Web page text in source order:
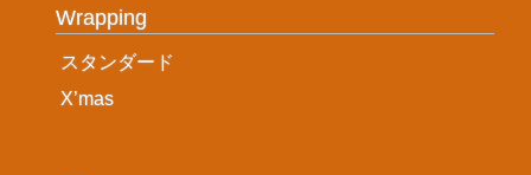
Wrapping
スタンダード
X’mas